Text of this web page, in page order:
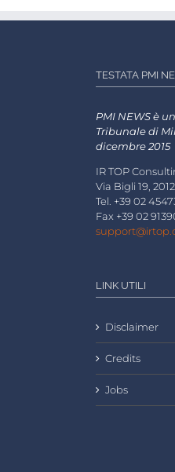
TESTATA PMI
PMI NEWS è
Tribunale di
dicembre 2015
IR TOP
Via Bigli 19,
Tel. +39 02
Fax +39 02
LINK UTILI
Disclaimer
Credits
Jobs